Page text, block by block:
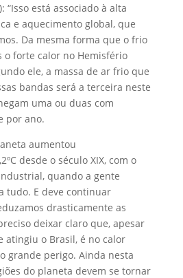
“Isso está associado à alta
e aquecimento global, que
Da mesma forma que o frio
o forte calor no Hemisfério
ele, a massa de ar frio que
bandas será a terceira neste
uma ou duas com
por ano.
aumentou
desde o século XIX, com o
quando a gente
tudo. E deve continuar
drasticamente as
deixar claro que, apesar
atingiu o Brasil, é no calor
grande perigo. Ainda nesta
do planeta devem se tornar